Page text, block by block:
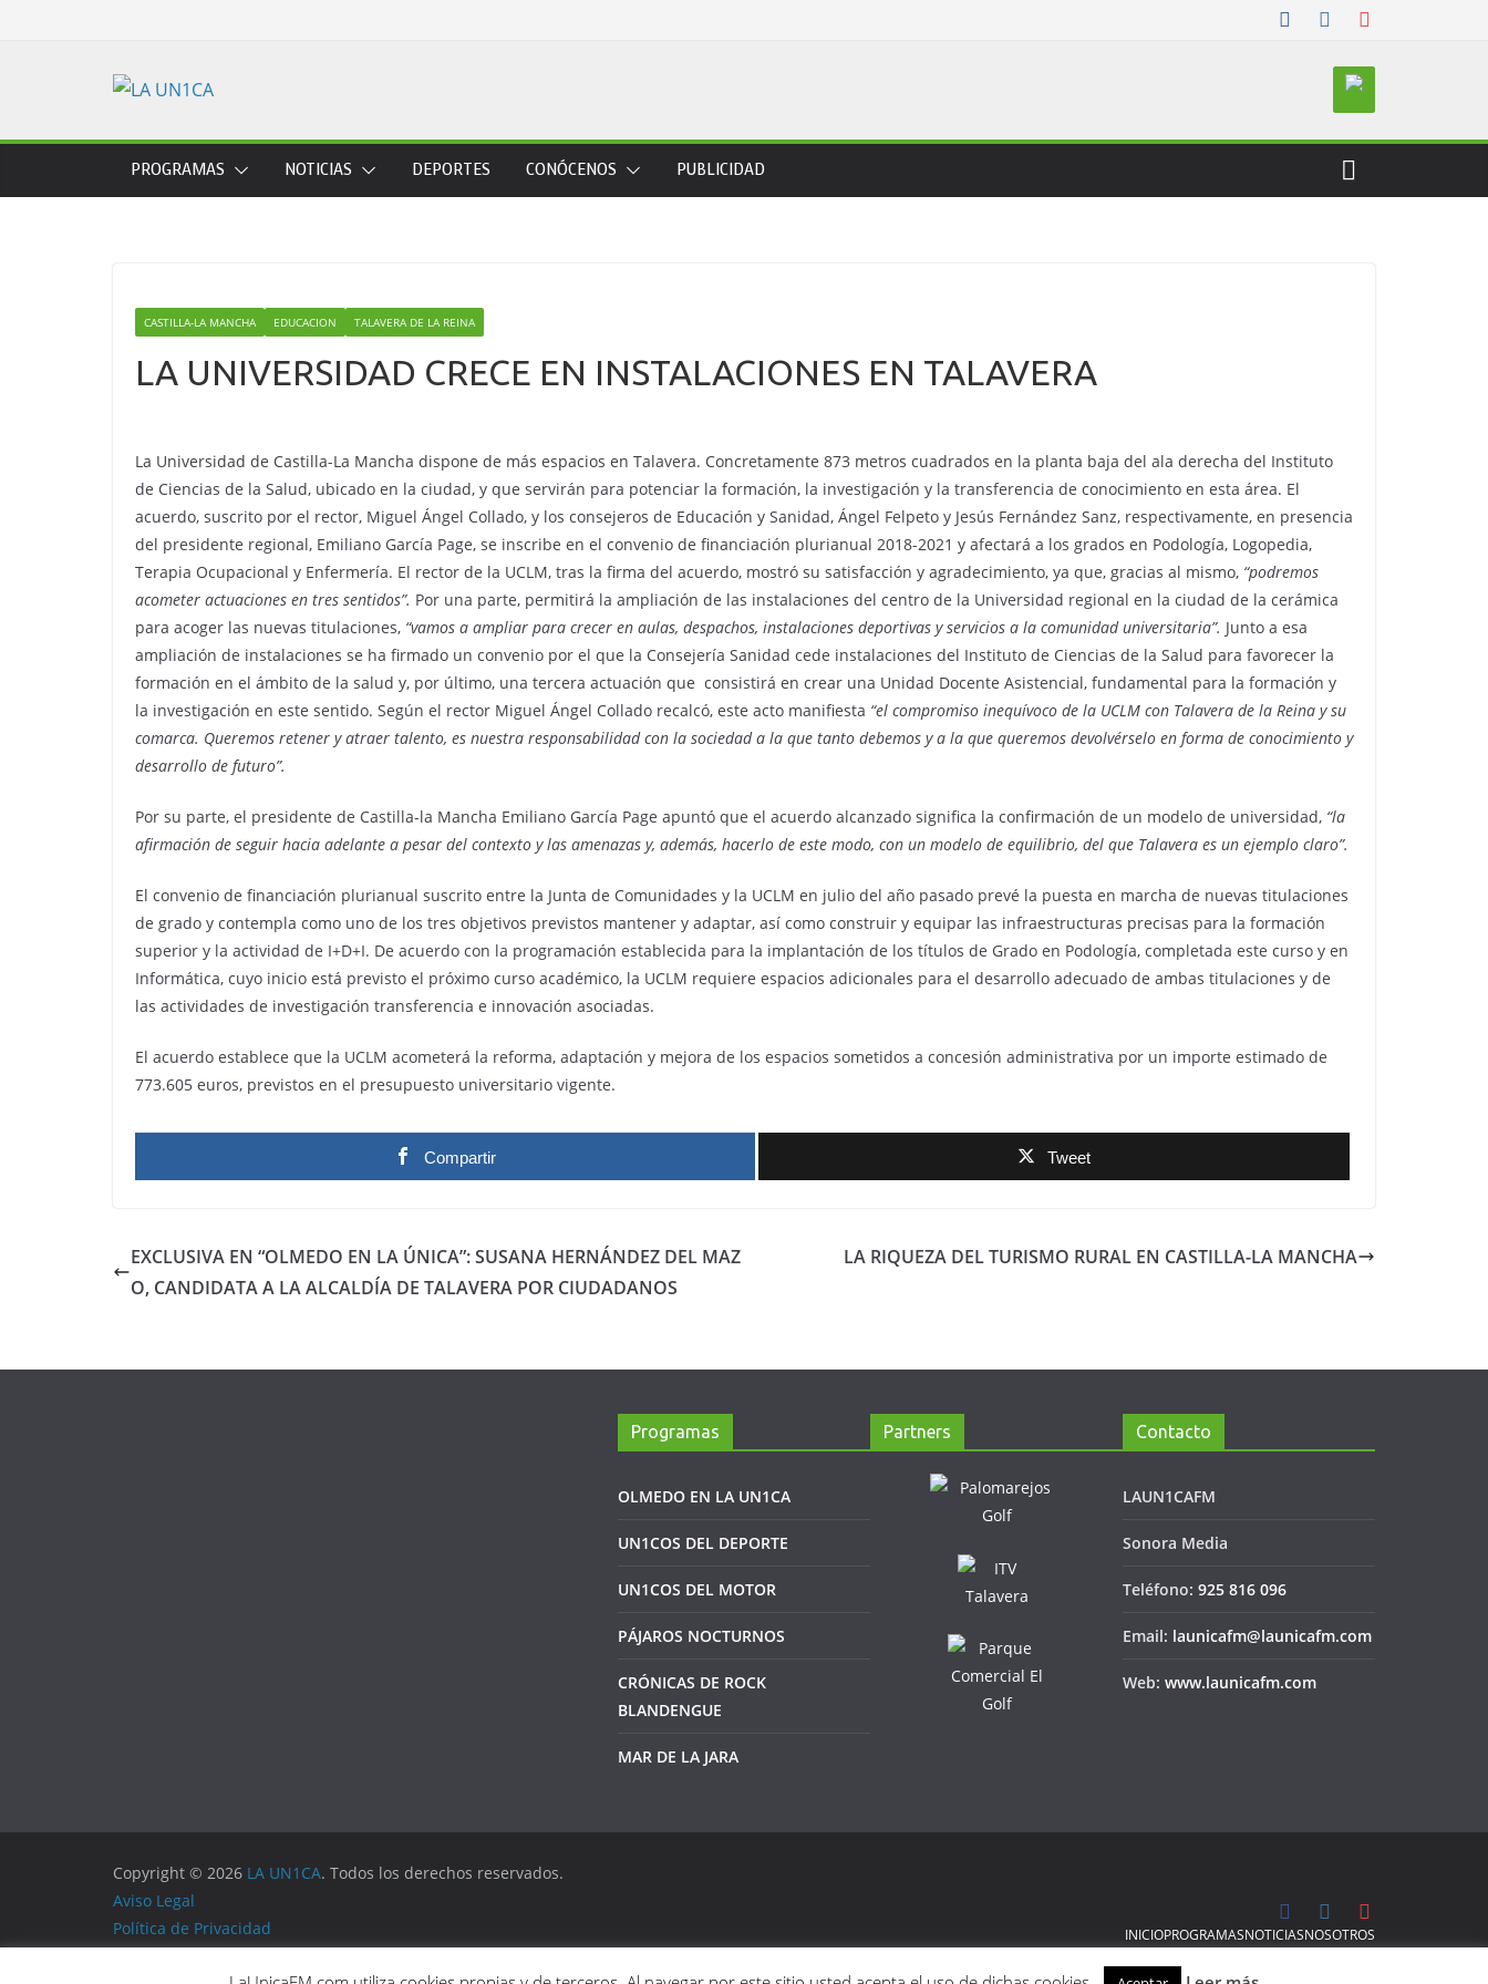
PROGRAMAS NOTICIAS DEPORTES CONÓCENOS PUBLICIDAD
CASTILLA-LA MANCHA EDUCACION TALAVERA DE LA REINA
LA UNIVERSIDAD CRECE EN INSTALACIONES EN TALAVERA
La Universidad de Castilla-La Mancha dispone de más espacios en Talavera. Concretamente 873 metros cuadrados en la planta baja del ala derecha del Instituto
de Ciencias de la Salud, ubicado en la ciudad, y que servirán para potenciar la formación, la investigación y la transferencia de conocimiento en esta área. El
acuerdo, suscrito por el rector, Miguel Ángel Collado, y los consejeros de Educación y Sanidad, Ángel Felpeto y Jesús Fernández Sanz, respectivamente, en presencia
del presidente regional, Emiliano García Page, se inscribe en el convenio de financiación plurianual 2018-2021 y afectará a los grados en Podología, Logopedia,
Terapia Ocupacional y Enfermería. El rector de la UCLM, tras la firma del acuerdo, mostró su satisfacción y agradecimiento, ya que, gracias al mismo, “podremos
acometer actuaciones en tres sentidos”. Por una parte, permitirá la ampliación de las instalaciones del centro de la Universidad regional en la ciudad de la cerámica
para acoger las nuevas titulaciones, “vamos a ampliar para crecer en aulas, despachos, instalaciones deportivas y servicios a la comunidad universitaria”. Junto a esa
ampliación de instalaciones se ha firmado un convenio por el que la Consejería Sanidad cede instalaciones del Instituto de Ciencias de la Salud para favorecer la
formación en el ámbito de la salud y, por último, una tercera actuación que consistirá en crear una Unidad Docente Asistencial, fundamental para la formación y
la investigación en este sentido. Según el rector Miguel Ángel Collado recalcó, este acto manifiesta “el compromiso inequívoco de la UCLM con Talavera de la Reina y su
comarca. Queremos retener y atraer talento, es nuestra responsabilidad con la sociedad a la que tanto debemos y a la que queremos devolvérselo en forma de conocimiento y
desarrollo de futuro”.
Por su parte, el presidente de Castilla-la Mancha Emiliano García Page apuntó que el acuerdo alcanzado significa la confirmación de un modelo de universidad, “la
afirmación de seguir hacia adelante a pesar del contexto y las amenazas y, además, hacerlo de este modo, con un modelo de equilibrio, del que Talavera es un ejemplo claro”.
El convenio de financiación plurianual suscrito entre la Junta de Comunidades y la UCLM en julio del año pasado prevé la puesta en marcha de nuevas titulaciones
de grado y contempla como uno de los tres objetivos previstos mantener y adaptar, así como construir y equipar las infraestructuras precisas para la formación
superior y la actividad de I+D+I. De acuerdo con la programación establecida para la implantación de los títulos de Grado en Podología, completada este curso y en
Informática, cuyo inicio está previsto el próximo curso académico, la UCLM requiere espacios adicionales para el desarrollo adecuado de ambas titulaciones y de
las actividades de investigación transferencia e innovación asociadas.
El acuerdo establece que la UCLM acometerá la reforma, adaptación y mejora de los espacios sometidos a concesión administrativa por un importe estimado de
773.605 euros, previstos en el presupuesto universitario vigente.
Compartir Tweet
EXCLUSIVA EN “OLMEDO EN LA ÚNICA”: SUSANA HERNÁNDEZ DEL MAZ
O, CANDIDATA A LA ALCALDÍA DE TALAVERA POR CIUDADANOS
LA RIQUEZA DEL TURISMO RURAL EN CASTILLA-LA MANCHA
Programas
OLMEDO EN LA UN1CA
UN1COS DEL DEPORTE
UN1COS DEL MOTOR
PÁJAROS NOCTURNOS
CRÓNICAS DE ROCK
BLANDENGUE
MAR DE LA JARA
Partners Contacto
LAUN1CAFM
Sonora Media
Teléfono: 925 816 096
Email: launicafm@launicafm.com
Web: www.launicafm.com
INICIOPROGRAMASNOTICIASNOSOTROS
Copyright © 2026 LA UN1CA. Todos los derechos reservados.
Aviso Legal
Política de Privacidad